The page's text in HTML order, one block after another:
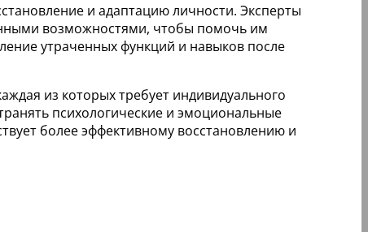
и адаптацию личности. Эксперты
возможностями, чтобы помочь им
утраченных функций и навыков после
из которых требует индивидуального
психологические и эмоциональные
более эффективному восстановлению и